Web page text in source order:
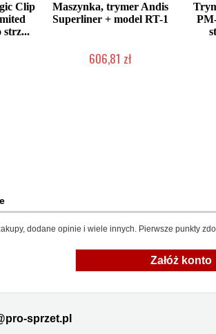
Clip
strz...
Maszynka, trymer Andis
Superliner + model RT-1
606,81 zł
dodane opinie i wiele innych. Pierwsze punkty
Załóż konto
sprzet.pl